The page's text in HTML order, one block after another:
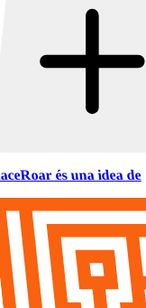
és una idea de